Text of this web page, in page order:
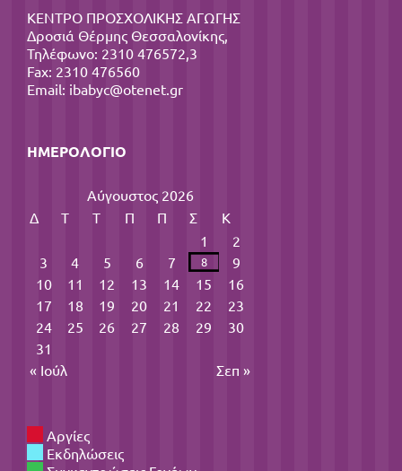
ΚΕΝΤΡΟ ΠΡΟΣΧΟΛΙΚΗΣ ΑΓΩΓΗΣ
Δροσιά Θέρμης Θεσσαλονίκης,
Τηλέφωνο: 2310 476572,3
Fax: 2310 476560
Email: ibabyc@otenet.gr
ΗΜΕΡΟΛΌΓΙΟ
Αύγουστος 2026
Δ
Τ Τ Π Π Σ
Κ
1
2
3
4 5 6 7 8
9
10
11 12 13 14 15
16
17
18 19 20 21 22
23
24
25 26 27 28 29
30
31
« Ιούλ
Σεπ »
Αργίες
Εκδηλώσεις